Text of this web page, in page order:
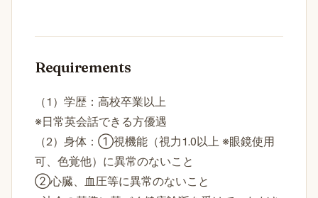
Requirements
（1）学歴：高校卒業以上
※日常英会話できる方優遇
（2）身体：①視機能（視力1.0以上 ※眼鏡使用
可、色覚他）に異常のないこと
②心臓、血圧等に異常のないこと